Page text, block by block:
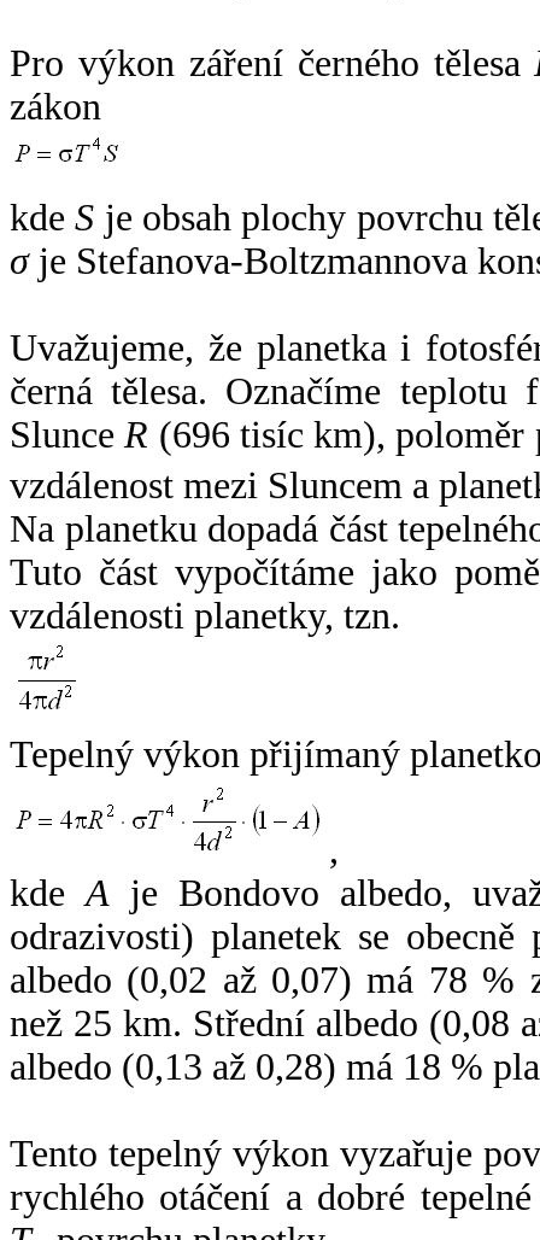
Pro výkon záření černého tělesa
zákon
kdeS je obsah plochy povrchu
σje Stefanova-Boltzmannova
Uvažujeme, že planetka i
černá tělesa. Označíme
SlunceR (696 tisíc km),
vzdálenost mezi Sluncem a
Na planetku dopadá část
Tuto část vypočítáme jako
vzdálenosti planetky, tzn.
Tepelný výkon přijímaný
,
kdeA je Bondovo albedo,
odrazivosti) planetek se
albedo (0,02 až 0,07) má 78 %
než 25 km. Střední albedo (0,08
albedo (0,13 až 0,28) má 18 %
Tento tepelný výkon vyzařuje
rychlého otáčení a dobré